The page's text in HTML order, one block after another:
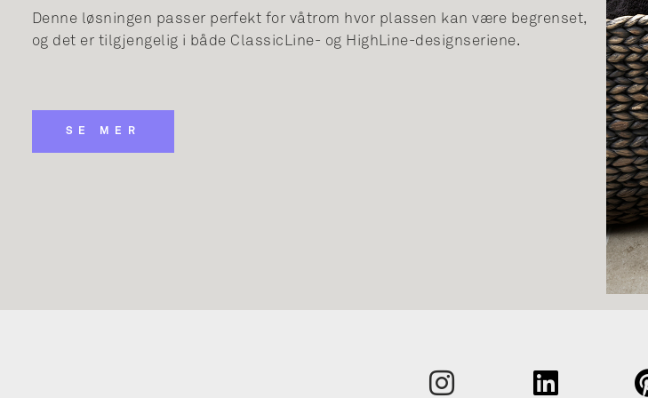
Denne løsningen passer perfekt for våtrom hvor plassen kan være begrenset,
og det er tilgjengelig i både ClassicLine- og HighLine-designseriene.
SE MER